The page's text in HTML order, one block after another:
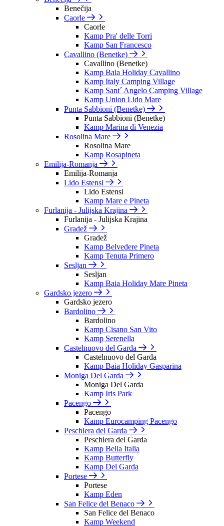
Benečija
Caorle
Caorle
Kamp Pra' delle Torri
Kamp San Francesco
Cavallino (Benetke)
Cavallino (Benetke)
Kamp Baia Holiday Cavallino
Kamp Italy Camping Village
Kamp Sant´ Angelo Camping Village
Kamp Union Lido Mare
Punta Sabbioni (Benetke)
Punta Sabbioni (Benetke)
Kamp Marina di Venezia
Rosolina Mare
Rosolina Mare
Kamp Rosapineta
Emilija-Romanja
Emilija-Romanja
Lido Estensi
Lido Estensi
Kamp Mare e Pineta
Furlanija - Julijska Krajina
Furlanija - Julijska Krajina
Gradež
Gradež
Kamp Belvedere Pineta
Kamp Tenuta Primero
Sesljan
Sesljan
Kamp Baia Holiday Mare Pineta
Gardsko jezero
Gardsko jezero
Bardolino
Bardolino
Kamp Cisano San Vito
Kamp Serenella
Castelnuovo del Garda
Castelnuovo del Garda
Kamp Baia Holiday Gasparina
Moniga Del Garda
Moniga Del Garda
Kamp Iris Park
Pacengo
Pacengo
Kamp Eurocamping Pacengo
Peschiera del Garda
Peschiera del Garda
Kamp Bella Italia
Kamp Butterfly
Kamp Del Garda
Portese
Portese
Kamp Eden
San Felice del Benaco
San Felice del Benaco
Kamp Weekend